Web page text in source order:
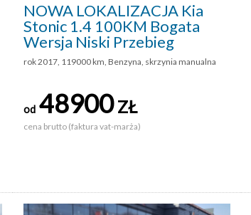
NOWA LOKALIZACJA Kia
Stonic 1.4 100KM Bogata
Wersja Niski Przebieg
rok 2017, 119000 km, Benzyna, skrzynia manualna
od 48900ZŁ
cena brutto (faktura vat-marża)